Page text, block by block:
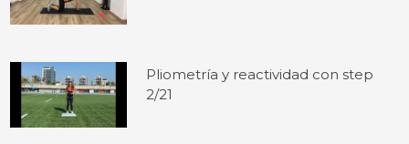
Pliometría y reactividad con step
2/21